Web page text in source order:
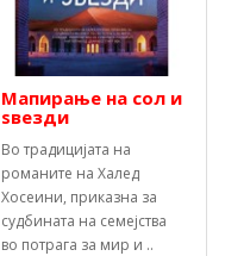
Мапирање на сол и
ѕвезди
Во традицијата на
романите на Халед
Хосеини, приказна за
судбината на семејства
во потрага за мир и ..